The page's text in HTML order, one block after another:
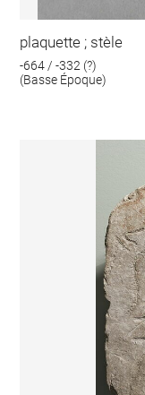
plaquette ; stèle
-664 / -332 (?)
(Basse Époque)